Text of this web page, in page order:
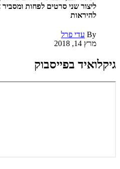
ליצור שני סרטים לפחות
להיראות
By עדי פרל
מרץ 14, 2018
גיקלואיד בפייסבוק